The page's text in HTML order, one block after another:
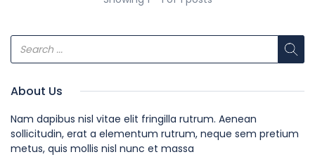
About Us
Nam dapibus nisl vitae elit fringilla rutrum. Aenean
sollicitudin, erat a elementum rutrum, neque sem pretium
metus, quis mollis nisl nunc et massa